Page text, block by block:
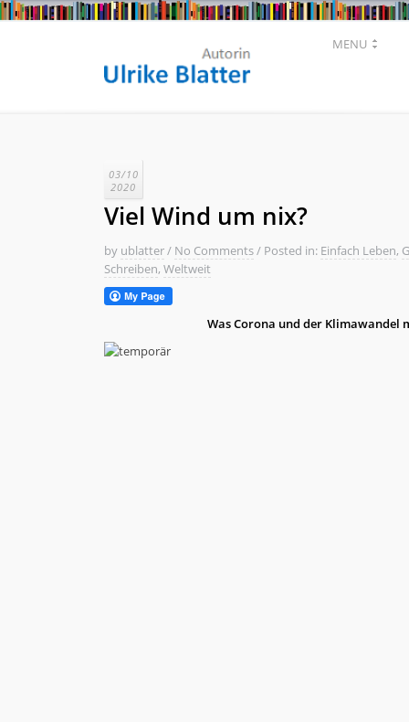
MENU
03/10
2020
Viel Wind um nix?
by ublatter/ No Comments/ Posted in: Einfach Leben,
Schreiben, Weltweit
Was Corona und der Klimawandel